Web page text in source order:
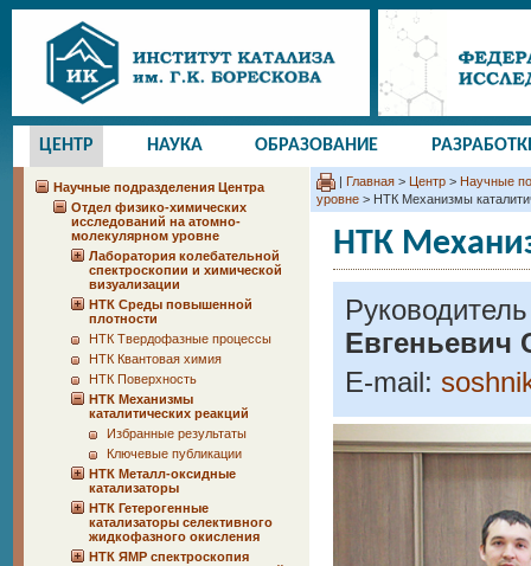
ЦЕНТР НАУКА ОБРАЗОВАНИЕ
Научные подразделения Центра
Отдел физико-химических
исследований на атомно-
молекулярном уровне
Лаборатория колебательной
спектроскопии и химической
визуализации
НТК Среды повышенной
плотности
НТК Твердофазные процессы
НТК Квантовая химия
НТК Поверхность
НТК Механизмы
каталитических реакций
Избранные результаты
Ключевые публикации
НТК Металл-оксидные
катализаторы
НТК Гетерогенные
катализаторы селективного
жидкофазного окисления
НТК ЯМР спектроскопия
| Главная > Центр > Научные
уровне > НТК Механизмы
НТК
Евгеньевич
E-mail: